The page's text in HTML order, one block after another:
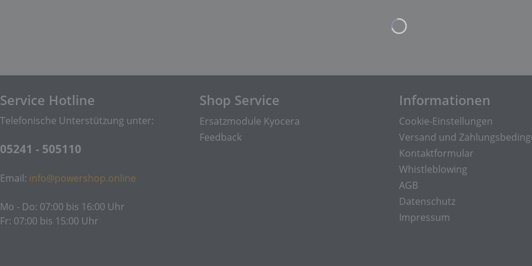
Service Hotline
Telefonische Unterstützung unter:
05241 - 505110
Email: info@powershop.online
Mo - Do: 07:00 bis 16:00 Uhr
Fr: 07:00 bis 15:00 Uhr
Shop Service
Ersatzmodule Kyocera
Feedback
Informationen
Cookie-Einstellungen
Versand und
Kontaktformular
Whistleblowing
AGB
Datenschutz
Impressum